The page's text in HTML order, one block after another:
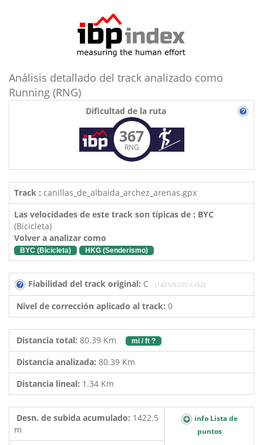
Análisis detallado del track analizado como
Running (RNG)
Dificultad de la ruta
367
RNG
Track : canillas_de_albaida_archez_arenas.gpx
Las velocidades de este track son típicas de : BYC
(Bicicleta)
Volver a analizar como
BYC (Bicicleta) HKG (Senderismo)
Fiabilidad del track original: C (1421/52/0/-/-/52)
Nivel de corrección aplicado al track: 0
Distancia total: 80.39 Km mi / ft ?
Distancia analizada: 80.39 Km
Distancia lineal: 1.34 Km
Desn. de subida acumulado: 1422.5
m
info Lista de
puntos